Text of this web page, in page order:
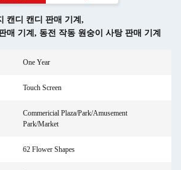
캔디 캔디 판매 기계 ,
매 기계 , 동전 작동 원숭이 사탕 판매 기계
One Year
Touch Screen
Commericial Plaza/Park/Amusement
Park/Market
62 Flower Shapes